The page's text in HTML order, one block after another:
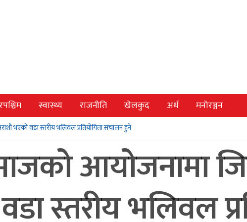
स्वास्थ्य राजनीति खेलकुद अर्थ मनोरञ्जन
भएको वडा स्तरीय भलिवल प्रतियोगिता संचालन हुने
आयोजनामा
स्तरीय भलिवल